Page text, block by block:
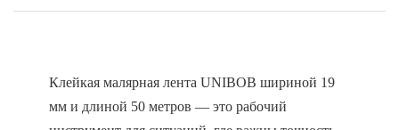
Клейкая малярная лента UNIBOB шириной 19
мм и длиной 50 метров — это рабочий